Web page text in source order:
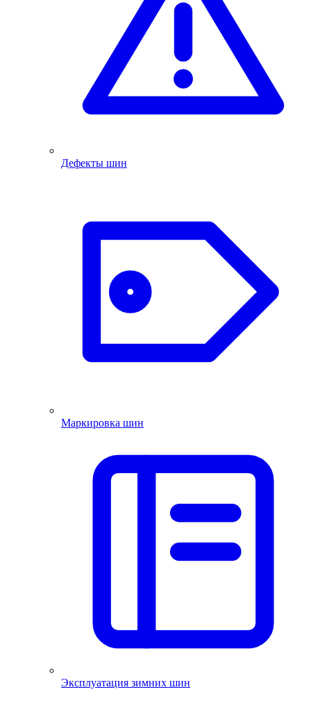
Дефекты шин
Маркировка шин
Эксплуатация зимних шин